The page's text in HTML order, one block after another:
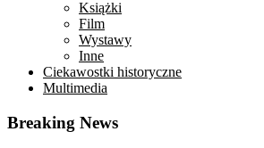
Książki
Film
Wystawy
Inne
Ciekawostki historyczne
Multimedia
Breaking News